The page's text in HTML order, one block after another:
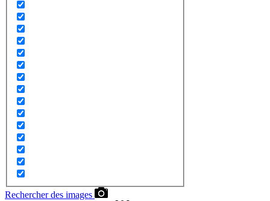
Rechercher des images